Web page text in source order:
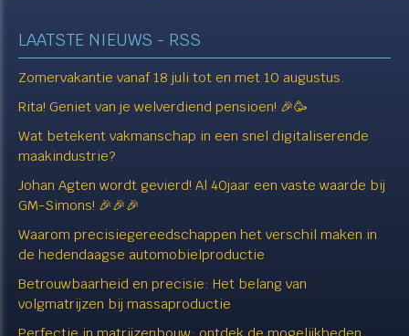
LAATSTE NIEUWS - RSS
Zomervakantie vanaf 18 juli tot en met 10 augustus.
Rita! Geniet van je welverdiend pensioen! 🎉🥳
Wat betekent vakmanschap in een snel digitaliserende
maakindustrie?
Johan Agten wordt gevierd! Al 40jaar een vaste waarde bij
GM-Simons! 🎉🎉🎉
Waarom precisiegereedschappen het verschil maken in
de hedendaagse automobielproductie
Betrouwbaarheid en precisie: Het belang van
volgmatrijzen bij massaproductie
Perfectie in matrijzenbouw: ontdek de mogelijkheden